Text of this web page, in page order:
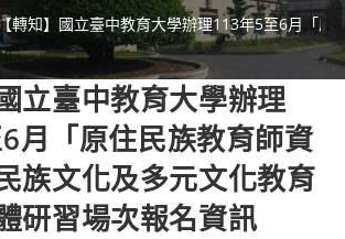
轉知】國立臺中教育大學辦理113年5至6月「
立臺中教育大學辦理
月「原住民族教育師資
族文化及多元文化教育
研習場次報名資訊